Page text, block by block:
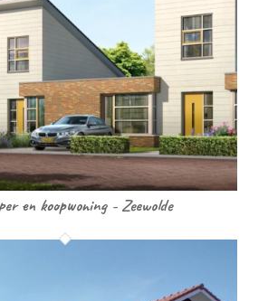
en koopwoning - Zeewolde